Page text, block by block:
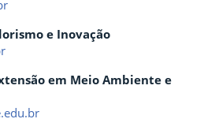
e Inovação
em Meio Ambiente e